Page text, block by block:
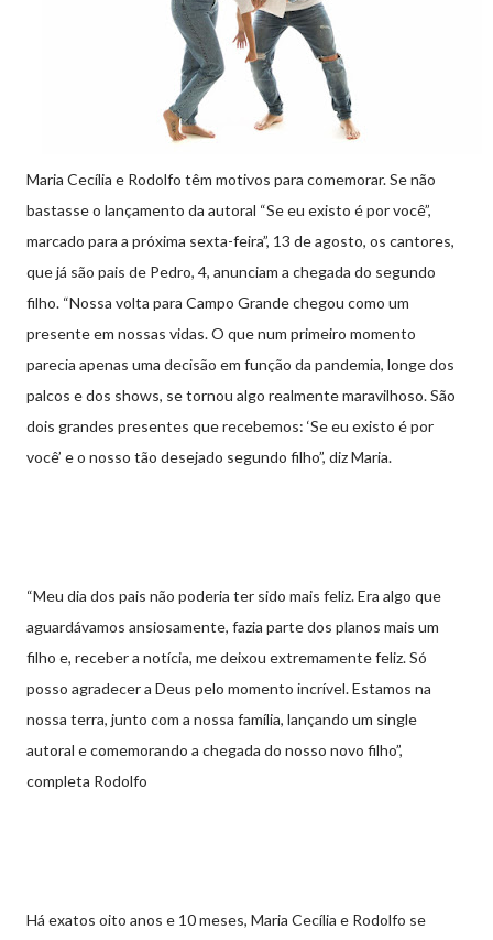
Maria Cecília e Rodolfo têm motivos para comemorar. Se não
bastasse o lançamento da autoral “Se eu existo é por você”,
marcado para a próxima sexta-feira”, 13 de agosto, os cantores,
que já são pais de Pedro, 4, anunciam a chegada do segundo
filho. “Nossa volta para Campo Grande chegou como um
presente em nossas vidas. O que num primeiro momento
parecia apenas uma decisão em função da pandemia, longe dos
palcos e dos shows, se tornou algo realmente maravilhoso. São
dois grandes presentes que recebemos: ‘Se eu existo é por
você’ e o nosso tão desejado segundo filho”, diz Maria.
“Meu dia dos pais não poderia ter sido mais feliz. Era algo que
aguardávamos ansiosamente, fazia parte dos planos mais um
filho e, receber a notícia, me deixou extremamente feliz. Só
posso agradecer a Deus pelo momento incrível. Estamos na
nossa terra, junto com a nossa família, lançando um single
autoral e comemorando a chegada do nosso novo filho”,
completa Rodolfo
Há exatos oito anos e 10 meses, Maria Cecília e Rodolfo se